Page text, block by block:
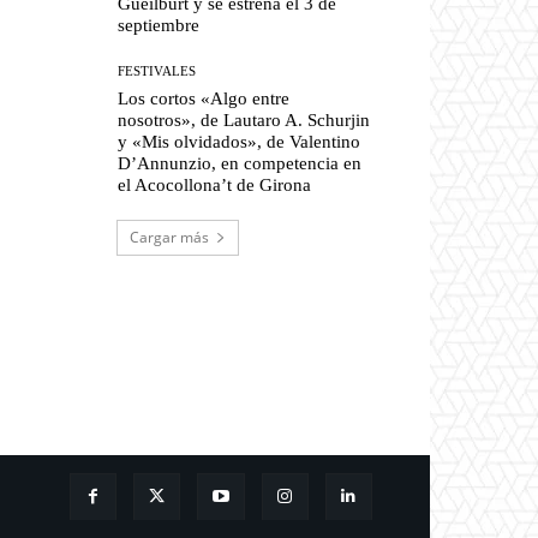
septiembre
FESTIVALES
Los cortos «Algo entre
nosotros», de Lautaro A. Schurjin
y «Mis olvidados», de Valentino
D’Annunzio, en competencia en
el Acocollona’t de Girona
Cargar más